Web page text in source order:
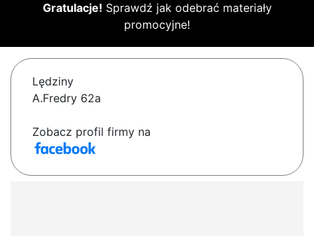
Gratulacje! Sprawdź jak odebrać materiały
promocyjne!
Lędziny
A.Fredry 62a
Zobacz profil firmy na